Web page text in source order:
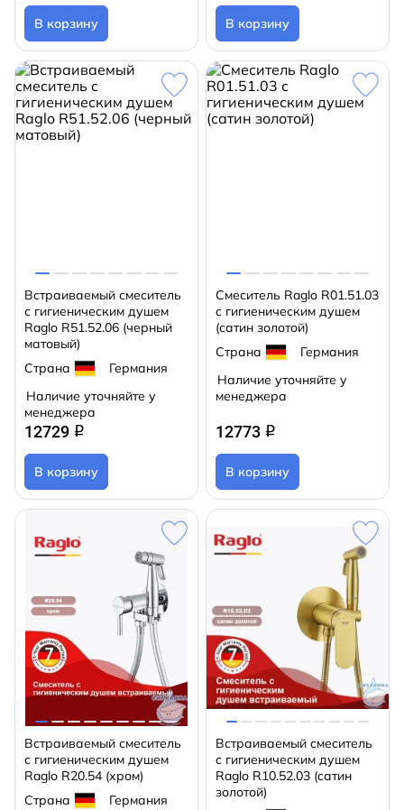
В корзину В корзину
Встраиваемый смеситель
с гигиеническим душем
Raglo R51.52.06 (черный
матовый)
Страна
Германия
Наличие уточняйте у
менеджера
12729 q
В корзину
Смеситель Raglo R01.51.03
с гигиеническим душем
(сатин золотой)
Страна
Германия
Наличие уточняйте у
менеджера
12773 q
В корзину
Встраиваемый смеситель
с гигиеническим душем
Raglo R20.54 (хром)
Страна
Германия
Встраиваемый смеситель
с гигиеническим душем
Raglo R10.52.03 (сатин
золотой)